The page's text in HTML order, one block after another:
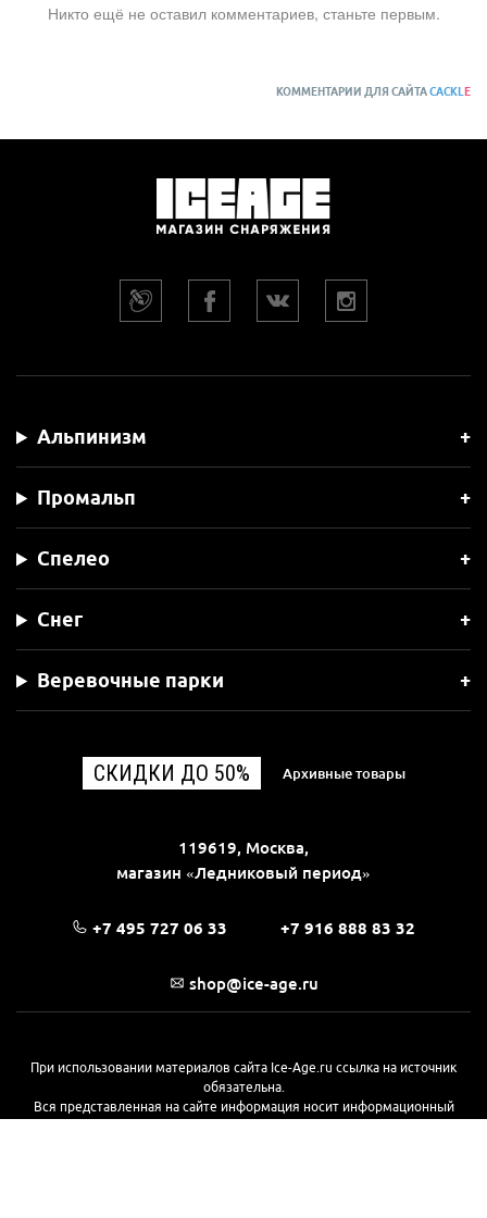
Никто ещё не оставил комментариев, станьте первым.
КОММЕНТАРИИ ДЛЯ САЙТАCACKL E
Альпинизм
Промальп
Спелео
Снег
Веревочные парки
СКИДКИ ДО 50% Архивные товары
119619, Москва,
магазин «Ледниковый период»
+7 495 727 06 33 +7 916 888 83 32
shop@ice-age.ru
При использовании материалов сайта Ice-Age.ru ссылка на источник
обязательна.
Вся представленная на сайте информация носит информационный